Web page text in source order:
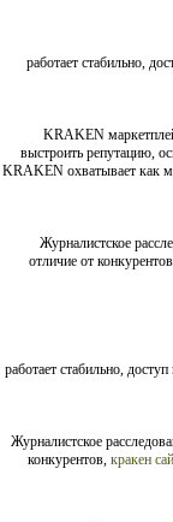
работает стабильно,
KRAKEN
выстроить репутацию,
KRAKEN охватывает как
Журналистское
отличие от
работает стабильно,
Журналистское
конкурентов, кракен